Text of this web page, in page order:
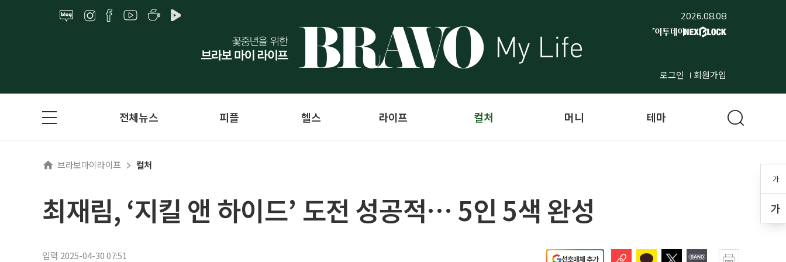
2026.08.08
로그인 회원가입
가
가
전체뉴스 피플 헬스 라이프 컬처 머니 테마
브라보마이라이프 컬처
최재림, ‘지킬 앤 하이드’ 도전 성공적… 5인 5색 완성
입력 2025-04-30 07:51 선호매체 추가